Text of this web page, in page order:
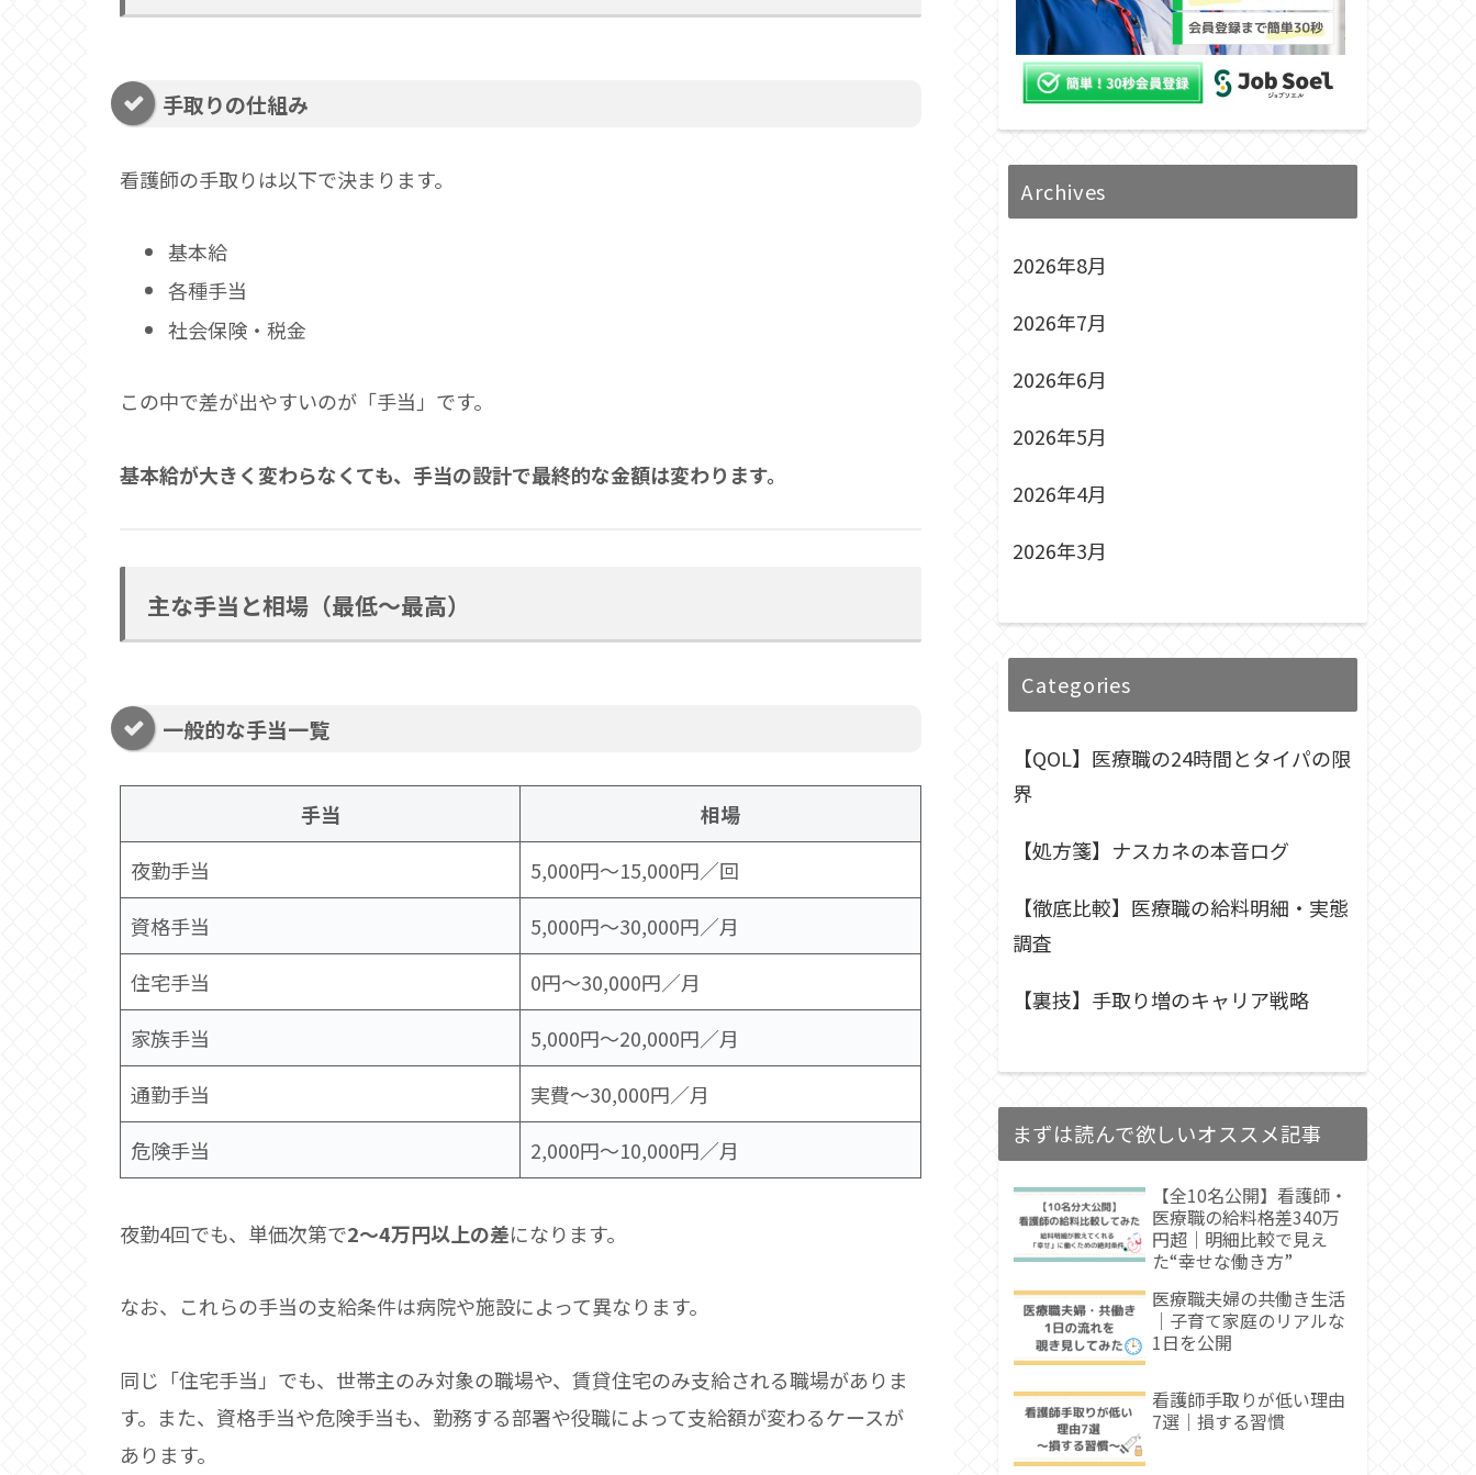
手取りの仕組み
看護師の手取りは以下で決まります。
基本給
各種手当
社会保険・税金
この中で差が出やすいのが「手当」です。
基本給が大きく変わらなくても、手当の設計で最終的な金額は変わります。
主な手当と相場（最低〜最高）
一般的な手当一覧
手当
相場
夜勤手当
5,000円〜15,000円／回
資格手当
5,000円〜30,000円／月
住宅手当
0円〜30,000円／月
家族手当
5,000円〜20,000円／月
通勤手当
実費〜30,000円／月
危険手当
2,000円〜10,000円／月
夜勤4回でも、単価次第で2〜4万円以上の差になります。
なお、これらの手当の支給条件は病院や施設によって異なります。
同じ「住宅手当」でも、世帯主のみ対象の職場や、賃貸住宅のみ支給される職場がありま
す。また、資格手当や危険手当も、勤務する部署や役職によって支給額が変わるケースが
あります。
Archives
2026年8月
2026年7月
2026年6月
2026年5月
2026年4月
2026年3月
Categories
【QOL】医療職の24時間とタイパの限
界
【処方箋】ナスカネの本音ログ
【徹底比較】医療職の給料明細・実態
調査
【裏技】手取り増のキャリア戦略
まずは読んで欲しいオススメ記事
【全10名公開】看護師・
医療職の給料格差340万
円超｜明細比較で見え
た“幸せな働き方”
医療職夫婦の共働き生活
｜子育て家庭のリアルな
1日を公開
看護師手取りが低い理由
7選｜損する習慣